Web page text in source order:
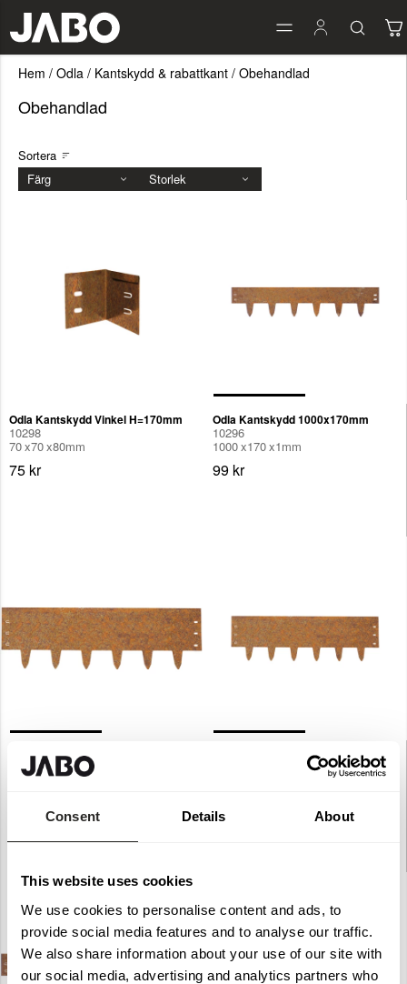
Consent Details About
This website uses cookies
We use cookies to personalise content and ads, to
provide social media features and to analyse our traffic.
We also share information about your use of our site with
our social media, advertising and analytics partners who
Hem / Odla / Kantskydd & rabattkant / Obehandlad
Obehandlad
Färg Storlek
Sortera
Odla Kantskydd Vinkel H=170mm
10298
70 70 80mm
75 kr
Odla Kantskydd 1000x170mm
10296
1000 170 1mm
99 kr
Odla Kantskydd 2000x290mm
10295
2000 290 mm
Odla Kantskydd 1000x290mm